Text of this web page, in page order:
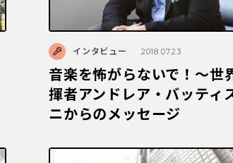
インタビュー 2018.07.23
音楽を怖がらないで！～世
揮者アンドレア・バッティ
ニからのメッセージ